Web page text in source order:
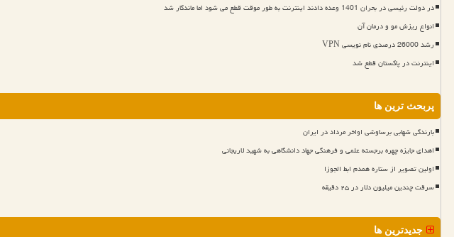
در دولت رئیسی در بحران 1401 وعده دادند اینترنت به طور موقت قطع می شود اما ماندگار شد
انواع ریزش مو و درمان آن
رشد 26000 درصدی نام نویسی VPN
اینترنت در پاکستان قطع شد
پربحث ترین ها
بارندگی شهابی برساوشی اواخر مرداد در ایران
اهدای جایزه چهره برجسته علمی و فرهنگی جهاد دانشگاهی به شهید لاریجانی
اولین تصویر از ستاره همدم ابط الجوزا
سرقت چندین میلیون دلار در ۲۵ دقیقه
جدیدترین ها